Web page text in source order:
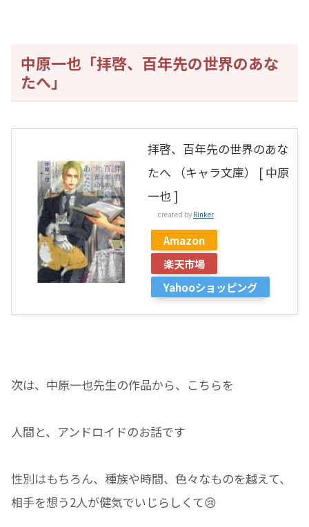
中原一也「拝啓、百年先の世界のあな
たへ」
拝啓、百年先の世界のあな
たへ （キャラ文庫） [ 中原
一也 ]
created by Rinker
Amazon
楽天市場
Yahooショッピング
次は、中原一也先生の作品から、こちらを
人間と、アンドロイドのお話です
性別はもちろん、種族や時間、色々なものを越えて、
相手を想う2人が健気でいじらしくて😢